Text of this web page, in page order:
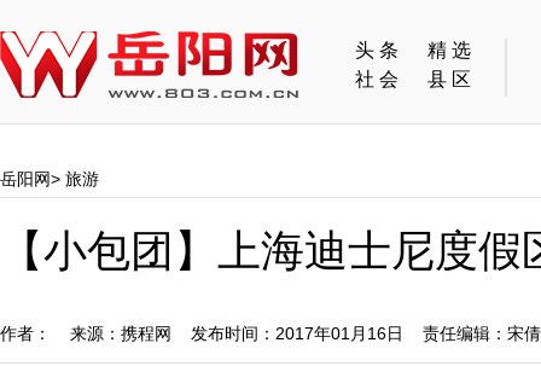
头条
精选
社会
县区
岳阳网> 旅游
【小包团】上海迪士尼度假
作者： 来源：携程网 发布时间：2017年01月16日 责任编辑：宋倩